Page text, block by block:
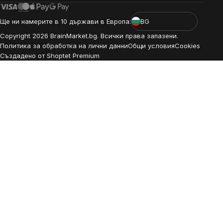
Ще ни намерите в 10 държави в Европа:
BG
Copyright 2026 BrainMarket.bg. Всички права запазени.
Политика за обработка на лични данниОбщи условияCookies
Създадено от Shoptet Premium